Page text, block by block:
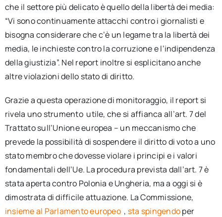
che il settore più delicato è quello della libertà dei media:
“Vi sono continuamente attacchi contro i giornalisti e
bisogna considerare che c’è un legame tra la libertà dei
media, le inchieste contro la corruzione e l’indipendenza
della giustizia”. Nel report inoltre si esplicitano anche
altre violazioni dello stato di diritto.
Grazie a questa operazione di monitoraggio, il report si
rivela uno strumento utile, che si affianca all’art. 7 del
Trattato sull’Unione europea – un meccanismo che
prevede la possibilità di sospendere il diritto di voto a uno
stato membro che dovesse violare i principi e i valori
fondamentali dell’Ue. La procedura prevista dall’art. 7 è
stata aperta contro Polonia e Ungheria, ma a oggi si è
dimostrata di difficile attuazione. La Commissione,
insieme al Parlamento europeo , sta spingendoper